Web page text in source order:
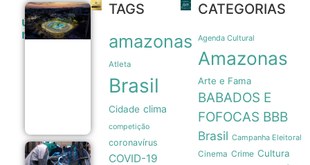
últimas
noticias
Prefeitura
entrega
Velódromo
Professora
Alzira
Campos
totalmente
05/08
Taxa Selic
TAGS
amazonas
Atleta
Brasil
Cidade clima
competição
coronavírus
COVID-19
CATEGORIAS
Agenda Cultural
Amazonas
Arte e Fama
BABADOS E
FOFOCAS BBB
Brasil Campanha Eleitoral
Cinema Crime Cultura